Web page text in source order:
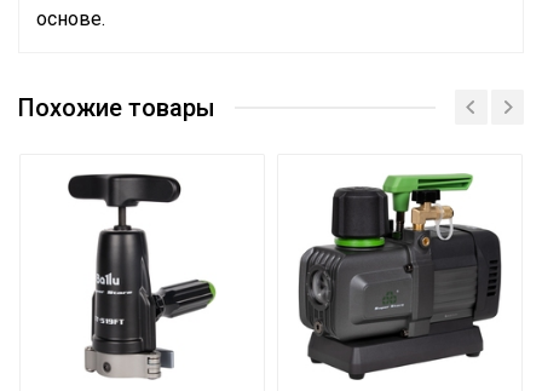
основе.
соответствие
Вес товара с
упаковкой (брутто)
Высота упаковки
товара
Гарантийный документ
Кассовый или товарный
Глубина упаковки
Похожие товары